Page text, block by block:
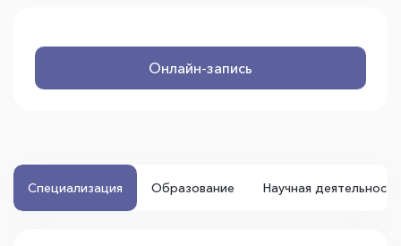
Онлайн-запись
Специализация Образование Научная деятельность